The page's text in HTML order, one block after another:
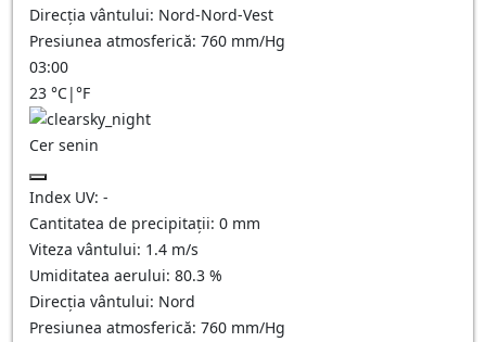
Direcția vântului: Nord-Nord-Vest
Presiunea atmosferică: 760 mm/Hg
03:00
23 °C|°F
Cer senin
Index UV: -
Cantitatea de precipitații: 0 mm
Viteza vântului: 1.4 m/s
Umiditatea aerului: 80.3 %
Direcția vântului: Nord
Presiunea atmosferică: 760 mm/Hg